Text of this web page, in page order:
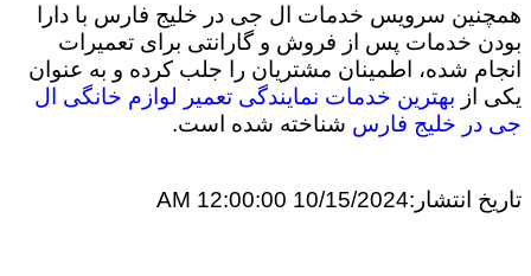
همچنین سرویس خدمات ال جی در خلیج فارس با دارا
بودن خدمات پس از فروش و گارانتی برای تعمیرات
انجام شده، اطمینان مشتریان را جلب کرده و به عنوان
یکی از بهترین خدمات نمایندگی تعمیر لوازم خانگی ال
جی در خلیج فارس شناخته شده است.
تاریخ انتشار:10/15/2024 12:00:00 AM